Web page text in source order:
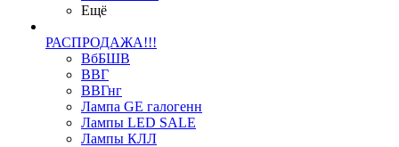
Ещё
РАСПРОДАЖА!!!
ВбБШВ
ВВГ
ВВГнг
Лампа GE галогенн
Лампы LED SALE
Лампы КЛЛ